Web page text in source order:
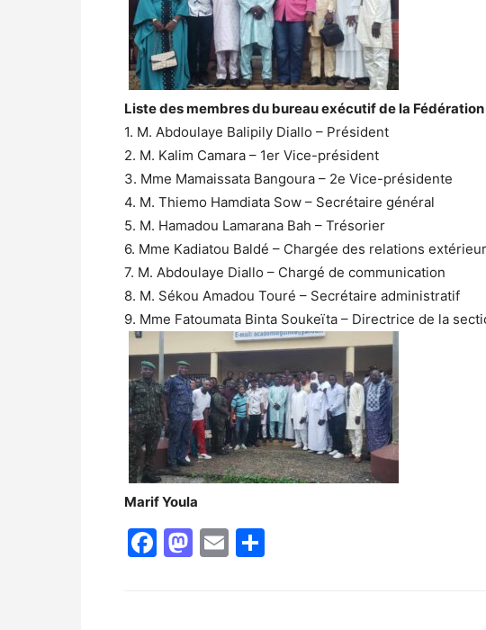
Liste des membres du bureau exécutif de la
1. M. Abdoulaye Balipily Diallo – Président
2. M. Kalim Camara – 1er Vice-président
3. Mme Mamaissata Bangoura – 2e Vice-présidente
4. M. Thiemo Hamdiata Sow – Secrétaire général
5. M. Hamadou Lamarana Bah – Trésorier
6. Mme Kadiatou Baldé – Chargée des relations
7. M. Abdoulaye Diallo – Chargé de communication
8. M. Sékou Amadou Touré – Secrétaire administratif
9. Mme Fatoumata Binta Soukeïta – Directrice de la
Marif Youla
Facebook
Mastodon
Email